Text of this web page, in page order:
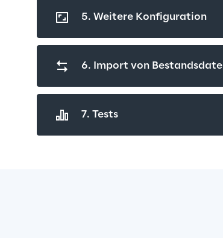
5. Weitere Konfiguration
6. Import von
7. Tests